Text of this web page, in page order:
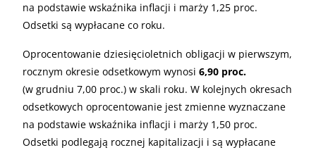
na podstawie wskaźnika inflacji i marży 1,25 proc.
Odsetki są wypłacane co roku.
Oprocentowanie dziesięcioletnich obligacji w pierwszym,
rocznym okresie odsetkowym wynosi 6,90 proc.
(w grudniu 7,00 proc.) w skali roku. W kolejnych okresach
odsetkowych oprocentowanie jest zmienne wyznaczane
na podstawie wskaźnika inflacji i marży 1,50 proc.
Odsetki podlegają rocznej kapitalizacji i są wypłacane